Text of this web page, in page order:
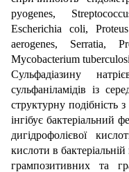
pyogenes,
Escherichia coli,
aerogenes, Serratia,
Mycobacterium
Сульфадіазину
сульфаніламідів із
структурну подібність
інгібує бактеріальний
дигідрофолієвої
кислоти в
грампозитивних та